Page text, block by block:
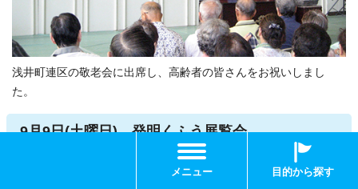
浅井町連区の敬老会に出席し、高齢者の皆さんをお祝いしまし
た。
9月9日(土曜日) 発明くふう展覧会
メニュー 目的から探す